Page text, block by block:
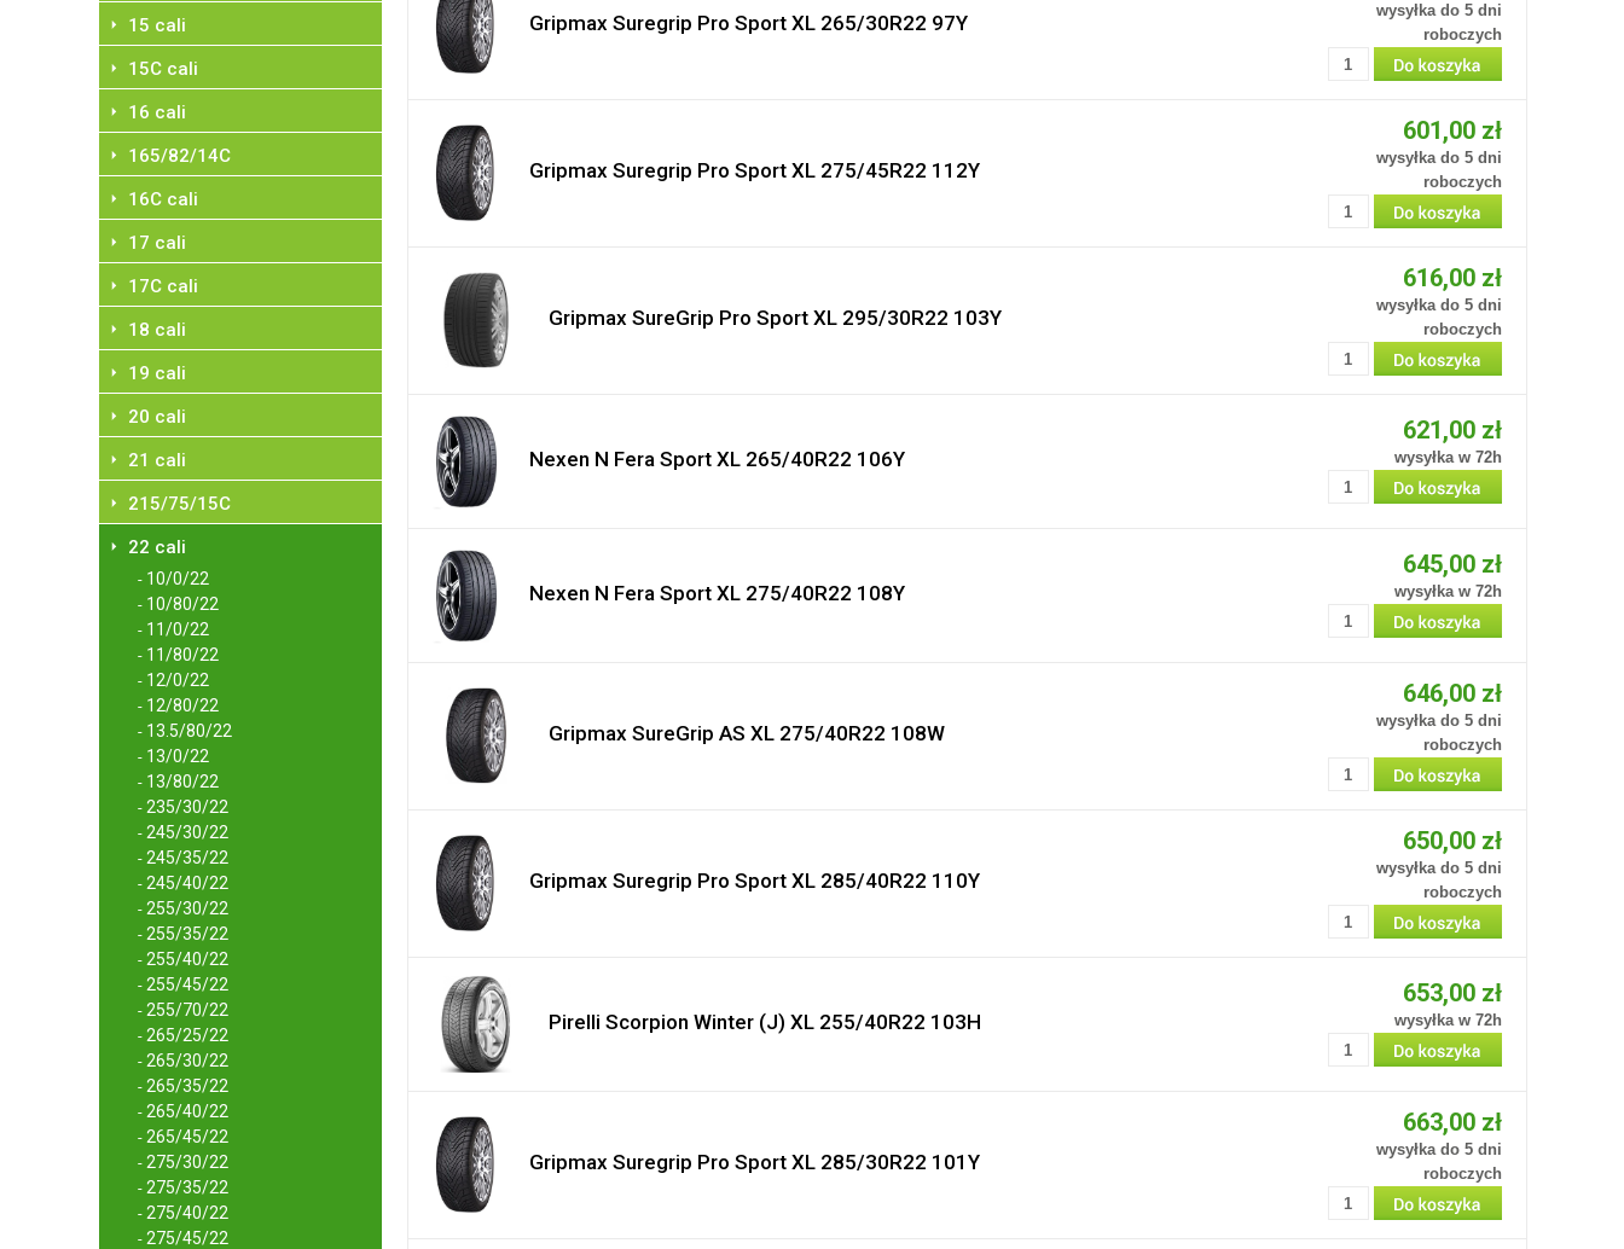
15 cali
15C cali
16 cali
165/82/14C
16C cali
17 cali
17C cali
18 cali
19 cali
20 cali
21 cali
215/75/15C
22 cali
- 10/0/22
- 10/80/22
- 11/0/22
- 11/80/22
- 12/0/22
- 12/80/22
- 13.5/80/22
- 13/0/22
- 13/80/22
- 235/30/22
- 245/30/22
- 245/35/22
- 245/40/22
- 255/30/22
- 255/35/22
- 255/40/22
- 255/45/22
- 255/70/22
- 265/25/22
- 265/30/22
- 265/35/22
- 265/40/22
- 265/45/22
- 275/30/22
- 275/35/22
- 275/40/22
- 275/45/22
Gripmax Suregrip Pro Sport XL 265/30R22 97Y
wysyłka do 5 dni
roboczych
Gripmax Suregrip Pro Sport XL 275/45R22 112Y
601,00 zł
wysyłka do 5 dni
roboczych
Gripmax SureGrip Pro Sport XL 295/30R22 103Y
616,00 zł
wysyłka do 5 dni
roboczych
Nexen N Fera Sport XL 265/40R22 106Y
621,00 zł
wysyłka w 72h
Nexen N Fera Sport XL 275/40R22 108Y
645,00 zł
wysyłka w 72h
Gripmax SureGrip AS XL 275/40R22 108W
646,00 zł
wysyłka do 5 dni
roboczych
Gripmax Suregrip Pro Sport XL 285/40R22 110Y
650,00 zł
wysyłka do 5 dni
roboczych
Pirelli Scorpion Winter (J) XL 255/40R22 103H
653,00 zł
wysyłka w 72h
Gripmax Suregrip Pro Sport XL 285/30R22 101Y
663,00 zł
wysyłka do 5 dni
roboczych